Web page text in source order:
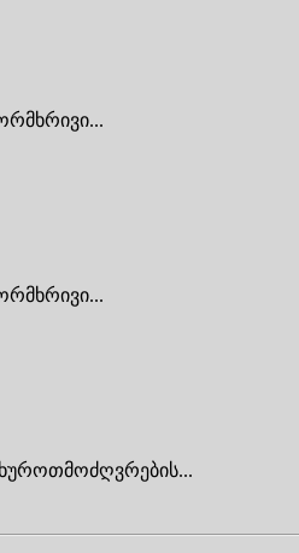
ხუროთმოძღვრების...